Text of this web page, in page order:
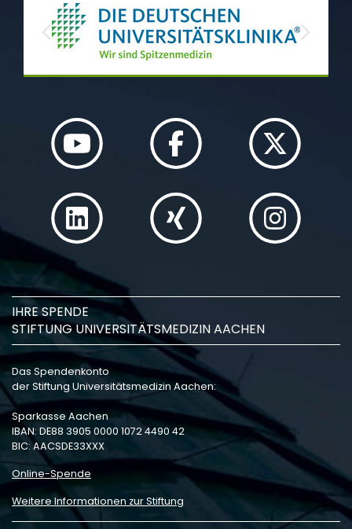
Previous Next
IHRE SPENDE
STIFTUNG UNIVERSITÄTSMEDIZIN AACHEN
Das Spendenkonto
der Stiftung Universitätsmedizin Aachen:
Sparkasse Aachen
IBAN: DE88 3905 0000 1072 4490 42
BIC: AACSDE33XXX
Online-Spende
Weitere Informationen zur Stiftung